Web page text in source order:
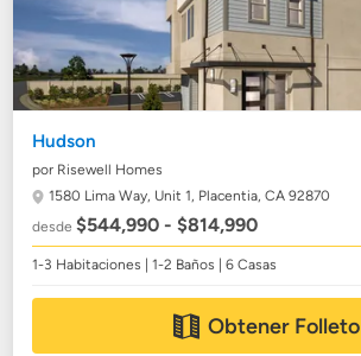
Hudson
por Risewell Homes
1580 Lima Way, Unit 1, Placentia, CA 92870
desde$544,990 - $814,990
1-3 Habitaciones | 1-2 Baños | 6 Casas
Obtener Folleto